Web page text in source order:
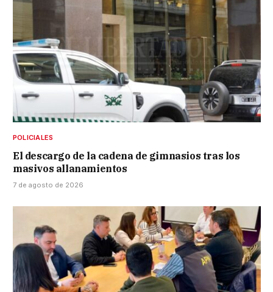
POLICIALES
El descargo de la cadena de gimnasios tras los
masivos allanamientos
7 de agosto de 2026